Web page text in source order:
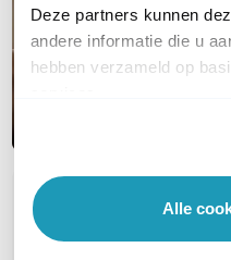
Deze partners kunnen
andere informatie die u
hebben verzameld op
Alle
OVER DIT PRODUCT
Veelgestelde